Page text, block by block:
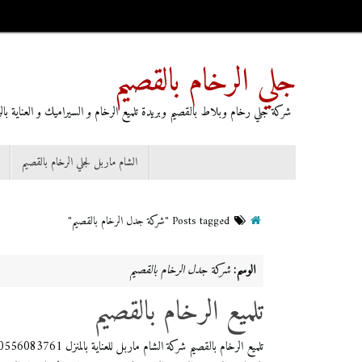
جلي الرخام بالقصيم
شركة جلي رخام وبلاط بالقصيم وبريدة تلميع الرخام و السيراميك و العناية
الشام ماربل لجلي الرخام بالقصيم
Posts tagged "شركة جدل الرخام بالقصيم"
الوسم:شركة جدل الرخام بالقصيم
تلميع الرخام بالقصيم